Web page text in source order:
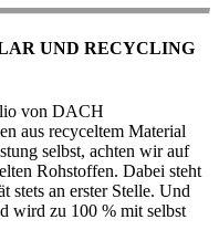
UND RECYCLING
von DACH
aus recyceltem Material
selbst, achten wir auf
Rohstoffen. Dabei steht
stets an erster Stelle. Und
wird zu 100 % mit selbst